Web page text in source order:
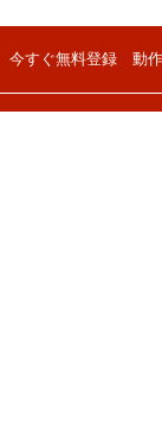
今すぐ無料登録 動